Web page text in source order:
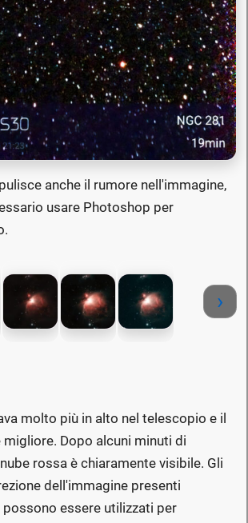
anche il rumore nell'immagine,
usare Photoshop per
›
molto più in alto nel telescopio e il
Dopo alcuni minuti di
rossa è chiaramente visibile. Gli
dell'immagine presenti
essere utilizzati per